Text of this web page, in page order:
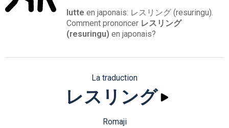
lutte en japonais: レスリング (resuringu).
Comment prononcer レスリング
(resuringu) en japonais?
La traduction
レスリング
Romaji